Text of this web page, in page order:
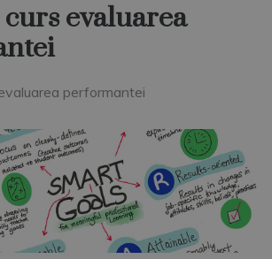
curs evaluarea
performantei